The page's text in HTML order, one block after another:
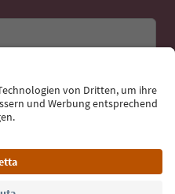
newsletter